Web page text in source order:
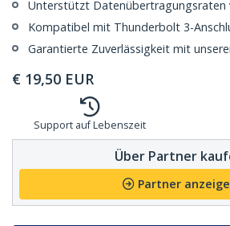
Unterstützt Datenübertragungsraten
Kompatibel mit Thunderbolt 3-
Garantierte Zuverlässigkeit mit
€ 19,50 EUR
Support auf Lebenszeit
Über Partner
Partner